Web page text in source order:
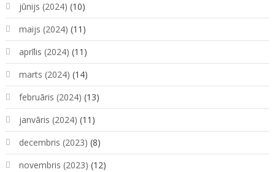
jūnijs (2024) (10)
maijs (2024) (11)
aprīlis (2024) (11)
marts (2024) (14)
februāris (2024) (13)
janvāris (2024) (11)
decembris (2023) (8)
novembris (2023) (12)